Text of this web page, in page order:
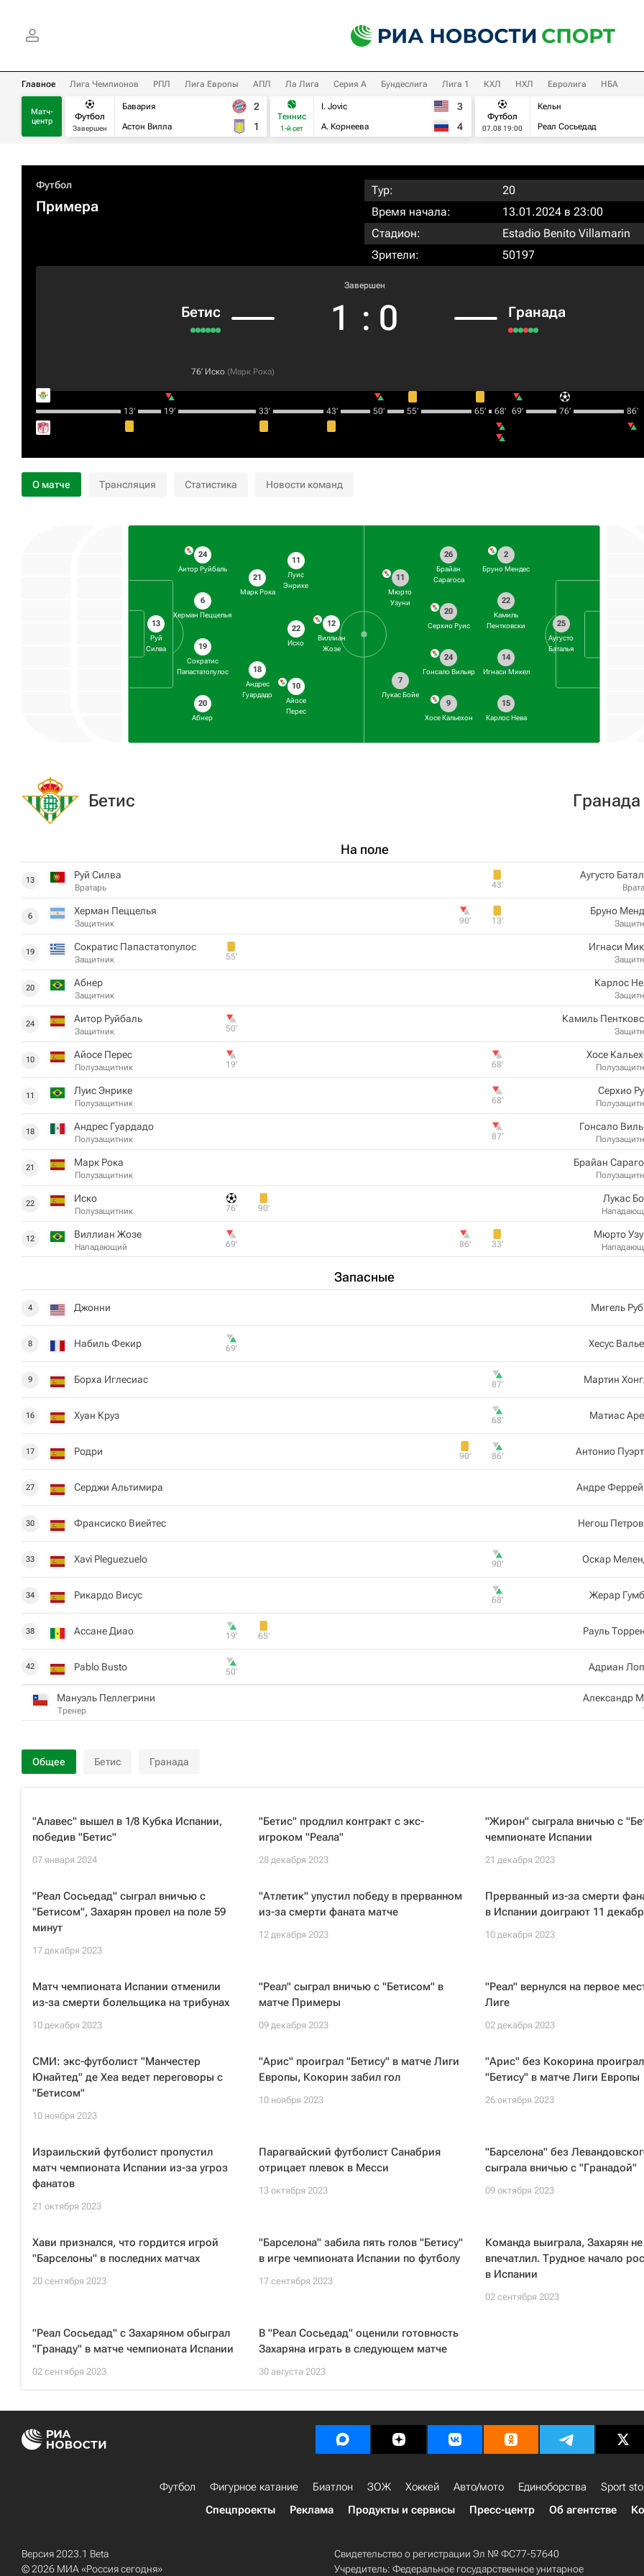
Главное Лига Чемпионов РПЛ Лига Европы АПЛ Ла Лига Серия А Бундеслига Лига 1 КХЛ НХЛ Евролига НБА
Матч-
центр
Футбол
Завершен
Бавария
Астон Вилла
2
1
Теннис
1-й сет
I. Jovic
А. Корнеева
3
4
Футбол
07.08 19:00
Кельн
Реал Сосьедад
Футбол
Примера
Тур:
20
Время начала:
13.01.2024 в 23:00
Стадион:
Estadio Benito Villamarin
Зрители:
50197
Бетис
Завершен
1 : 0 Гранада
76‎’‎ Иcкo (Марк Рока)
13‎’‎ 19‎’‎ 33‎’‎ 43‎’‎ 50‎’‎ 55‎’‎ 65‎’‎ 68‎’‎ 69‎’‎ 76‎’‎ 86‎’‎
О матче Трансляция Статистика Новости команд
13
Руй
Силва
24
Аитор Руйбаль
6
Херман Пеццелья
19
Сократис
Папастатопулос
20
Абнер
21
Марк Рока
18
Андрес
Гуардадо
11
Луис
Энрике
22
Иcкo
10
Айосе
Перес
12
Виллиан
Жозе
25
Аугусто
Баталья
2
Бруно Мендес
22
Камиль
Пентковски
14
Игнаси Микел
15
Карлос Нева
26
Брайан
Сарагоса
20
Серхио Руис
24
Гонсало Вильяр
9
Хосе Кальехон
11
Мюрто
Узуни
7
Лукас Бойе
Бетис
На поле
13 Руй Силва
Вратарь
6 Херман Пеццелья
Защитник
19 Сократис Папастатопулос
Защитник 55‎’‎
20 Абнер
Защитник
24 Аитор Руйбаль
Защитник 50‎’‎
10 Айосе Перес
Полузащитник 19‎’‎
11 Луис Энрике
Полузащитник
18 Андрес Гуардадо
Полузащитник
21 Марк Рока
Полузащитник
22 Иcкo
Полузащитник 76‎’‎ 90‎’‎
12 Виллиан Жозе
Нападающий 69‎’‎
Запасные
4 Джонни
8 Набиль Фекир 69‎’‎
9 Борха Иглесиас
16 Хуан Круз
17 Родри
27 Серджи Альтимира
30 Франсиско Виейтес
33 Xavi Pleguezuelo
34 Рикардо Висус
38 Ассане Диао 19‎’‎ 65‎’‎
42 Pablo Busto 50‎’‎
Мануэль Пеллегрини
Тренер
Гранада
Аугусто
43‎’‎
Бруно
13‎’‎
90‎’‎
Игнаси
Карлос
Камиль
Хосе
68‎’‎
Серхио
68‎’‎
Гонсало
87‎’‎
Брайан
Лукас
Мюрто
33‎’‎
86‎’‎
Мигель
Хесус
Мартин
87‎’‎
Матиас
68‎’‎
Антонио
86‎’‎
90‎’‎
Андре
Негош
Оскар
90‎’‎
Жерар
68‎’‎
Рауль
Адриан
Александр
Общее Бетис Гранада
"Алавес" вышел в 1/8 Кубка Испании,
победив "Бетис"
07 января 2024
"Бетис" продлил контракт с экс-
игроком "Реала"
28 декабря 2023
"Жирон" сыграла вничью с
чемпионате Испании
21 декабря 2023
"Реал Сосьедад" сыграл вничью с
"Бетисом", Захарян провел на поле 59
минут
17 декабря 2023
"Атлетик" упустил победу в прерванном
из-за смерти фаната матче
12 декабря 2023
Прерванный из-за смерти
в Испании доиграют 11
10 декабря 2023
Матч чемпионата Испании отменили
из-за смерти болельщика на трибунах
10 декабря 2023
"Реал" сыграл вничью с "Бетисом" в
матче Примеры
09 декабря 2023
"Реал" вернулся на первое
Лиге
02 декабря 2023
СМИ: экс-футболист "Манчестер
Юнайтед" де Хеа ведет переговоры с
"Бетисом"
10 ноября 2023
"Арис" проиграл "Бетису" в матче Лиги
Европы, Кокорин забил гол
10 ноября 2023
"Арис" без Кокорина проиграл
"Бетису" в матче Лиги Европы
26 октября 2023
Израильский футболист пропустил
матч чемпионата Испании из-за угроз
фанатов
21 октября 2023
Парагвайский футболист Санабрия
отрицает плевок в Месси
13 октября 2023
"Барселона" без
сыграла вничью с "Гранадой"
09 октября 2023
Хави признался, что гордится игрой
"Барселоны" в последних матчах
20 сентября 2023
"Барселона" забила пять голов "Бетису"
в игре чемпионата Испании по футболу
17 сентября 2023
Команда выиграла, Захарян не
впечатлил. Трудное начало
в Испании
02 сентября 2023
"Реал Сосьедад" с Захаряном обыграл
"Гранаду" в матче чемпионата Испании
02 сентября 2023
В "Реал Сосьедад" оценили готовность
Захаряна играть в следующем матче
30 августа 2023
Футбол Фигурное катание Биатлон ЗОЖ Хоккей Авто/мото Единоборства Sport
Спецпроекты
Реклама Продукты и сервисы Пресс-центр Об агентстве
Версия 2023.1 Beta
© 2026 МИА «Россия сегодня»
Свидетельство о регистрации Эл № ФС77-57640
Учредитель: Федеральное государственное унитарное